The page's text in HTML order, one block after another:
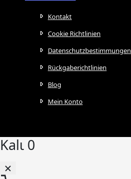
Kontakt
Cookie Richtlinien
Datenschutzbestimmungen
Rückgaberichtlinien
Blog
Mein Konto
Kalι 0